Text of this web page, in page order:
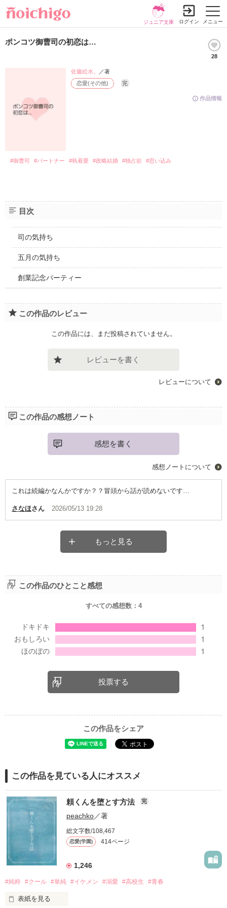
メニュー
ジュニア文庫 ログイン
ポンコツ御曹司の初恋は…
28
作品情報
恋愛(その他) 完
佐藤絵水。 ／著
#御曹司 #パートナー #執着愛 #政略結婚 #独占欲 #思い込み
目次
司の気持ち
五月の気持ち
創業記念パーティー
この作品のレビュー
この作品には、まだ投稿されていません。
レビューを書く
レビューについて
この作品の感想ノート
感想を書く
感想ノートについて
これは続編かなんかですか？？冒頭から話が読めないです…
さなほさん 2026/05/13 19:28
もっと見る
この作品のひとこと感想
すべての感想数： 4
投票する
この作品をシェア
この作品を見ている人にオススメ
頼くんを堕とす方法 完
peachko／著
総文字数/108,467
恋愛(学園) 414ページ
1,246
#純粋 #クール #単純 #イケメン #溺愛 #高校生 #青春
表紙を見る